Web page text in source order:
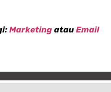
Marketing atau Email